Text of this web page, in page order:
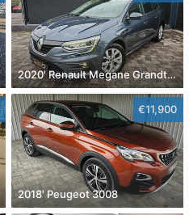
2020' Renault Megane Grandtour Dci 115
€11,900
2018' Peugeot 3008